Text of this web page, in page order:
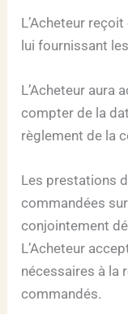
L’Acheteur
lui fournissant
L’Acheteur aura
compter de la
règlement de la
Les prestations
commandées
conjointement
L’Acheteur
nécessaires à la
commandés.